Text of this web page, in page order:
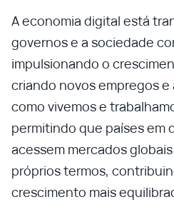
A economia digital está
governos e a sociedade
impulsionando o
criando novos empregos e
como vivemos e
permitindo que países em
acessem mercados
próprios termos,
crescimento mais